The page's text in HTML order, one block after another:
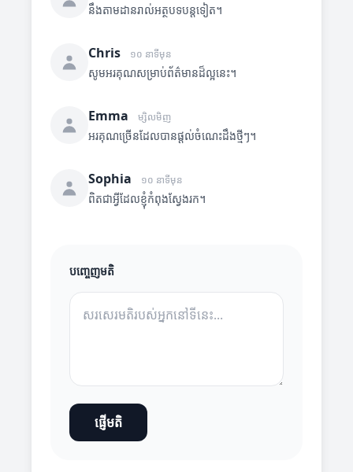
នឹងតាមដានរាល់អត្ថបទបន្តទៀត។
Chris ១០ នាទីមុន
សូមអរគុណសម្រាប់ព័ត៌មានដ៏ល្អនេះ។
Emma ម្សិលមិញ
អរគុណច្រើនដែលបានផ្តល់ចំណេះដឹងថ្មីៗ។
Sophia ១០ នាទីមុន
ពិតជាអ្វីដែលខ្ញុំកំពុងស្វែងរក។
បញ្ចេញមតិ
ផ្ញើមតិ